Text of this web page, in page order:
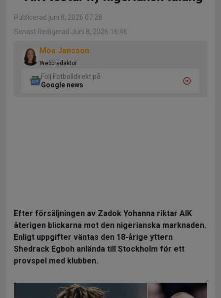
Publicerad juni 8, 2026 07:28
Senast Redigerad Juni 8, 2026 16:46
Moa Jansson
Webbredaktör
Följ Fotbolldirekt på
Google news
Efter försäljningen av Zadok Yohanna riktar AIK
återigen blickarna mot den nigerianska marknaden.
Enligt uppgifter väntas den 18-årige yttern
Shedrack Egboh anlända till Stockholm för ett
provspel med klubben.